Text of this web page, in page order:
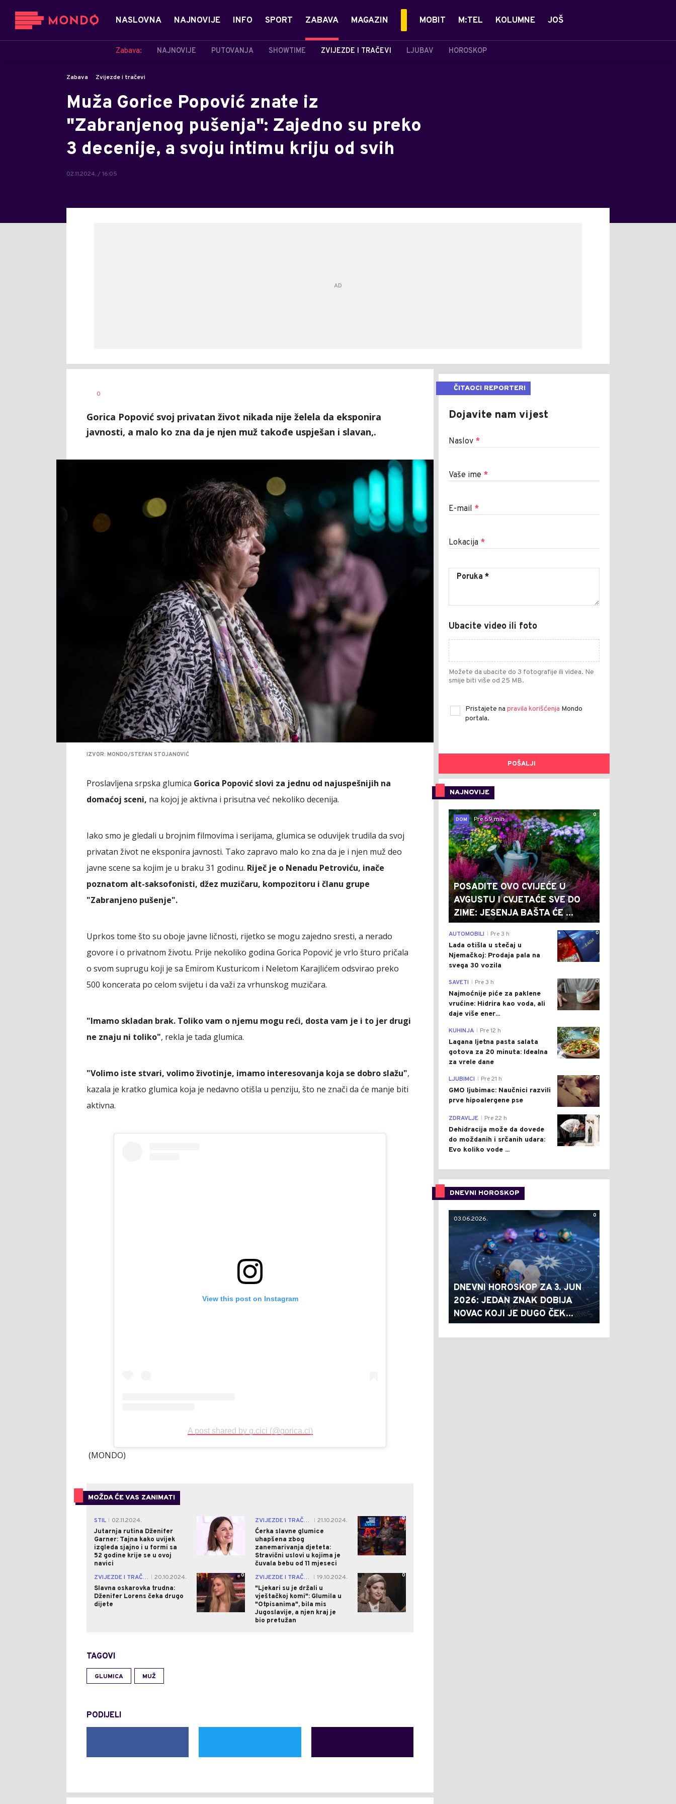
NASLOVNA NAJNOVIJE INFO SPORT ZABAVA
Zabava: NAJNOVIJE PUTOVANJA SHOWTIME ZVIJEZDE I TRAČEVI LJUBAV HOROSKOP
MAGAZIN MOBIT M:TEL KOLUMNE JOŠ
Zabava Zvijezde i tračevi
Muža Gorice Popović znate iz
"Zabranjenog pušenja": Zajedno su preko
3 decenije, a svoju intimu kriju od svih
02.11.2024. / 16:05
AUTOR
0
Gorica Popović svoj privatan život nikada nije želela da eksponira
javnosti, a malo ko zna da je njen muž takođe uspješan i slavan,.
IZVOR: MONDO/STEFAN STOJANOVIĆ
Proslavljena srpska glumica Gorica Popović slovi za jednu od najuspešnijih na
domaćoj sceni, na kojoj je aktivna i prisutna već nekoliko decenija.
Iako smo je gledali u brojnim filmovima i serijama, glumica se oduvijek trudila da svoj
privatan život ne eksponira javnosti. Tako zapravo malo ko zna da je i njen muž deo
javne scene sa kojim je u braku 31 godinu. Riječ je o Nenadu Petroviću, inače
poznatom alt-saksofonisti, džez muzičaru, kompozitoru i članu grupe
"Zabranjeno pušenje".
Uprkos tome što su oboje javne ličnosti, rijetko se mogu zajedno sresti, a nerado
govore i o privatnom životu. Prije nekoliko godina Gorica Popović je vrlo šturo pričala
o svom suprugu koji je sa Emirom Kusturicom i Neletom Karajlićem odsvirao preko
500 koncerata po celom svijetu i da važi za vrhunskog muzičara.
"Imamo skladan brak. Toliko vam o njemu mogu reći, dosta vam je i to jer drugi
ne znaju ni toliko", rekla je tada glumica.
"Volimo iste stvari, volimo životinje, imamo interesovanja koja se dobro slažu",
kazala je kratko glumica koja je nedavno otišla u penziju, što ne znači da će manje biti
aktivna.
View this post on Instagram
A post shared by g.cici (@gorica.ci)
(MONDO)
MOŽDA ĆE VAS ZANIMATI
STIL
02.11.2024.
Jutarnja rutina Dženifer
Garner: Tajna kako uvijek
izgleda sjajno i u formi sa
52 godine krije se u ovoj
navici
ZVIJEZDE I TRAČEVI
21.10.2024.
Ćerka slavne glumice
uhapšena zbog
zanemarivanja djeteta:
Stravični uslovi u kojima je
čuvala bebu od 11 mjeseci
0
ZVIJEZDE I TRAČEVI
20.10.2024.
Slavna oskarovka trudna:
Dženifer Lorens čeka drugo
dijete
0 ZVIJEZDE I TRAČEVI
19.10.2024.
"Ljekari su je držali u
vještačkoj komi": Glumila u
"Otpisanima", bila mis
Jugoslavije, a njen kraj je
bio pretužan
0
TAGOVI
GLUMICA MUŽ
PODIJELI
ČITAOCI REPORTERI
Dojavite nam vijest
Naslov *
Vaše ime *
E-mail *
Lokacija *
Ubacite video ili foto
Možete da ubacite do 3 fotografije ili videa. Ne
smije biti više od 25 MB.
Pristajete na pravila korišćenja Mondo
portala.
POŠALJI
NAJNOVIJE
0
DOM
Pre 59 min
POSADITE OVO CVIJEĆE U
AVGUSTU I CVJETAĆE SVE DO
ZIME: JESENJA BAŠTA ĆE ...
0
AUTOMOBILI Pre 3 h
Lada otišla u stečaj u
Njemačkoj: Prodaja pala na
svega 30 vozila
0
SAVETI Pre 3 h
Najmoćnije piće za paklene
vrućine: Hidrira kao voda, ali
daje više ener...
0
KUHINJA Pre 12 h
Lagana ljetna pasta salata
gotova za 20 minuta: Idealna
za vrele dane
0
LJUBIMCI Pre 21 h
GMO ljubimac: Naučnici razvili
prve hipoalergene pse
0
ZDRAVLJE Pre 22 h
Dehidracija može da dovede
do moždanih i srčanih udara:
Evo koliko vode ...
DNEVNI HOROSKOP
0
03.06.2026.
DNEVNI HOROSKOP ZA 3. JUN
2026: JEDAN ZNAK DOBIJA
NOVAC KOJI JE DUGO ČEK...